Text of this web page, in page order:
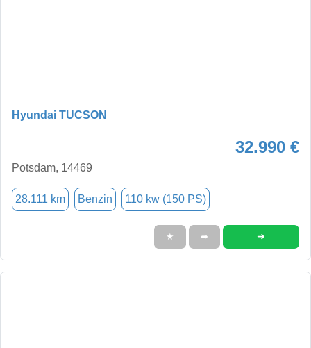
Hyundai TUCSON
32.990 €
Potsdam, 14469
28.111 km Benzin 110 kw (150 PS)
★ ➦ ➜